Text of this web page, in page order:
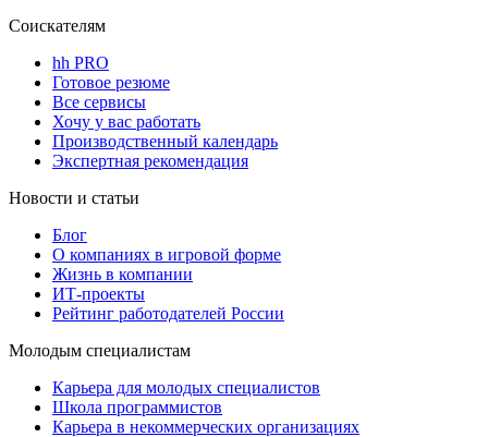
Соискателям
hh PRO
Готовое резюме
Все сервисы
Хочу у вас работать
Производственный календарь
Экспертная рекомендация
Новости и статьи
Блог
О компаниях в игровой форме
Жизнь в компании
ИТ-проекты
Рейтинг работодателей России
Молодым специалистам
Карьера для молодых специалистов
Школа программистов
Карьера в некоммерческих организациях